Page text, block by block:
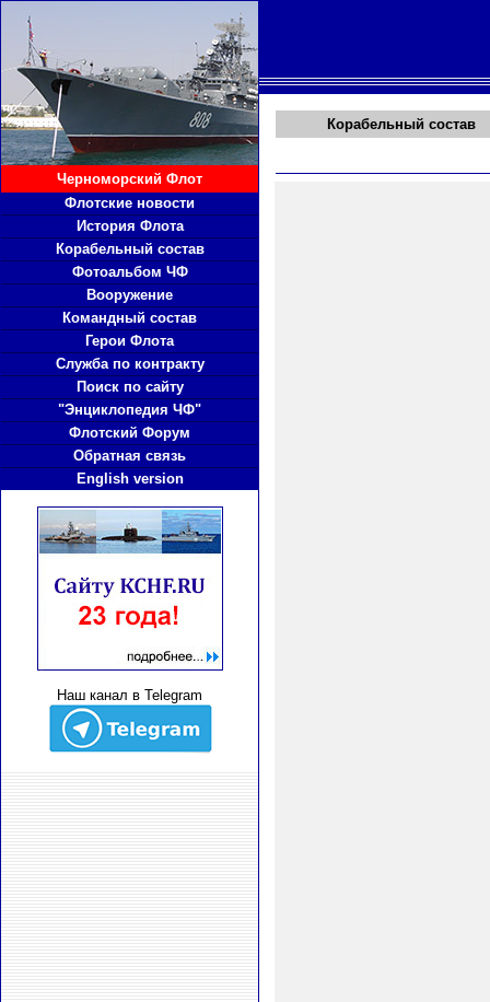
Черноморский Флот
Флотские новости
История Флота
Корабельный состав
Фотоальбом ЧФ
Вооружение
Командный состав
Герои Флота
Служба по контракту
Поиск по сайту
"Энциклопедия ЧФ"
Флотский Форум
Обратная связь
English version
Наш канал в Telegram
Корабельный состав